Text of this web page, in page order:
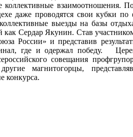
взаимоотношения.
даже проводятся свои кубки по
выезды на базы
как Сердар Якунин. Став
России» и представив
где и одержал победу.
совещания
магнитогорцы,
конкурса.